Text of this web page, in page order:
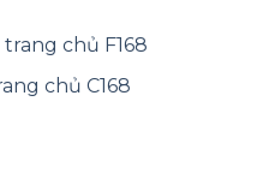
chủ F168
chủ C168